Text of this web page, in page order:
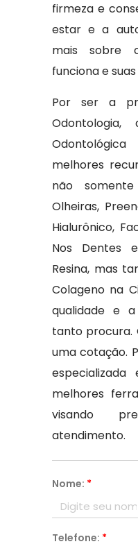
firmeza e
estar e a
mais sobre
funciona e
Por ser a
melhores
não
Olheiras,
Hialurônico,
Nos Dentes
Resina, mas
Colageno na
qualidade e
tanto procura.
uma cotação.
melhores
visando
atendimento.
Nome: *
Telefone: *